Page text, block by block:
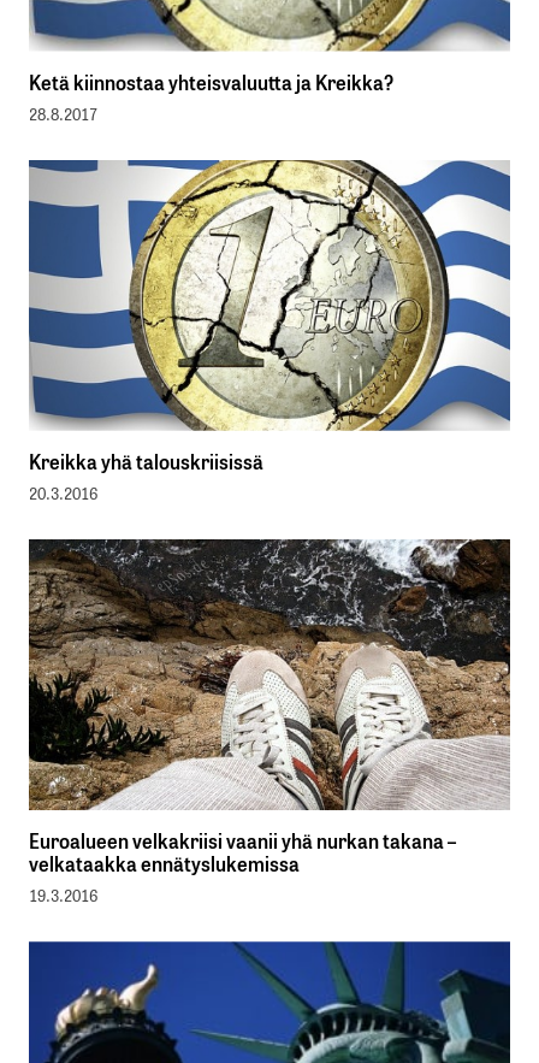
Ketä kiinnostaa yhteisvaluutta ja Kreikka?
28.8.2017
Kreikka yhä talouskriisissä
20.3.2016
Euroalueen velkakriisi vaanii yhä nurkan takana –
velkataakka ennätyslukemissa
19.3.2016